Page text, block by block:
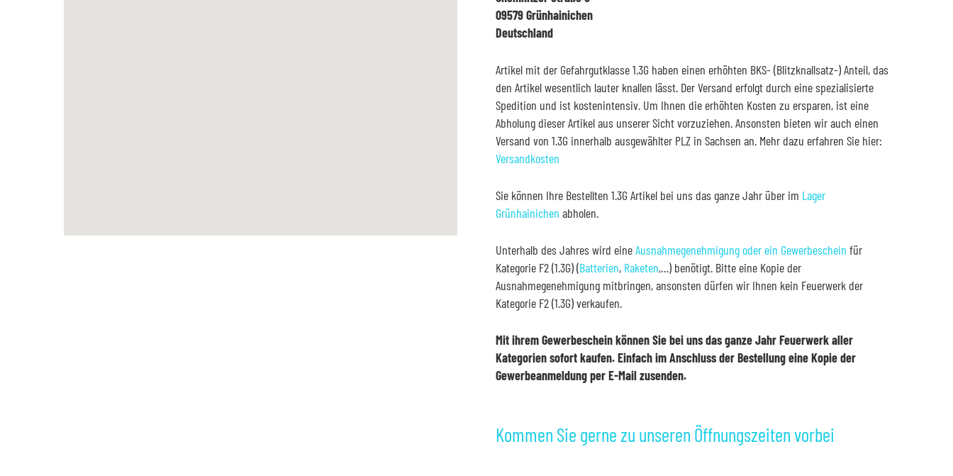
09579 Grünhainichen
Deutschland
Artikel mit der Gefahrgutklasse 1.3G haben einen erhöhten BKS- (Blitzknallsatz-) Anteil, das
den Artikel wesentlich lauter knallen lässt. Der Versand erfolgt durch eine spezialisierte
Spedition und ist kostenintensiv. Um Ihnen die erhöhten Kosten zu ersparen, ist eine
Abholung dieser Artikel aus unserer Sicht vorzuziehen. Ansonsten bieten wir auch einen
Versand von 1.3G innerhalb ausgewählter PLZ in Sachsen an. Mehr dazu erfahren Sie hier:
Versandkosten
Sie können Ihre Bestellten 1.3G Artikel bei uns das ganze Jahr über im Lager
Grünhainichen abholen.
Unterhalb des Jahres wird eineAusnahmegenehmigung oder ein Gewerbeschein für
Kategorie F2 (1.3G) (Batterien, Raketen,…) benötigt. Bitte eine Kopie der
Ausnahmegenehmigung mitbringen, ansonsten dürfen wir Ihnen kein Feuerwerk der
Kategorie F2 (1.3G) verkaufen.
Mit ihrem Gewerbeschein können Sie bei uns das ganze Jahr Feuerwerk aller
Kategorien sofort kaufen. Einfach im Anschluss der Bestellung eine Kopie der
Gewerbeanmeldung per E-Mail zusenden.
Kommen Sie gerne zu unseren Öffnungszeiten vorbei